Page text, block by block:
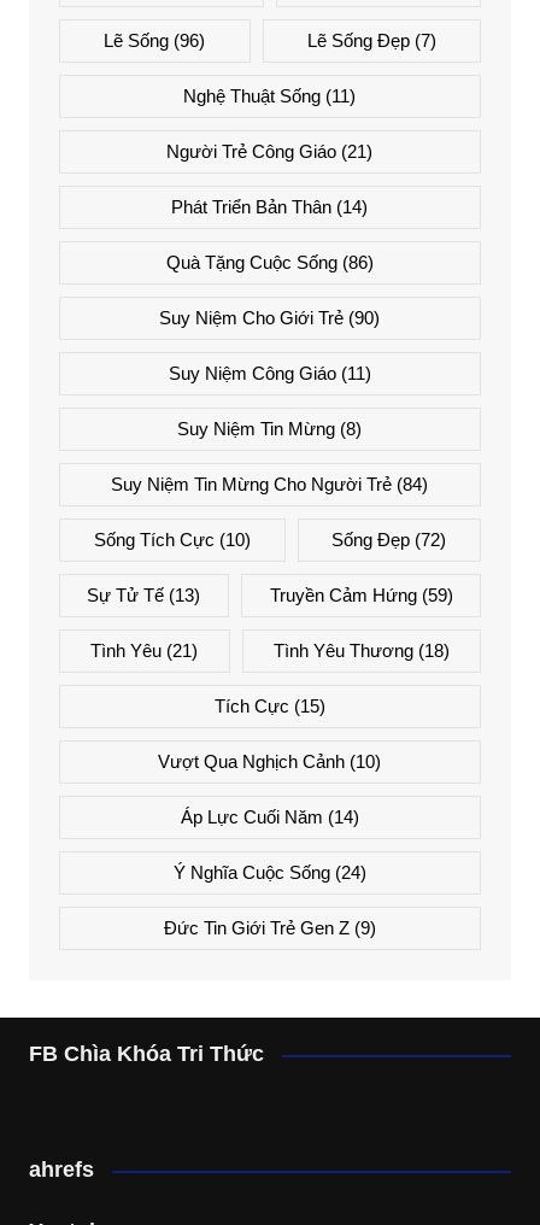
Lẽ Sống (96) Lẽ Sống Đẹp(7)
Nghệ Thuật Sống (11)
Người Trẻ Công Giáo (21)
Phát Triển Bản Thân (14)
Quà Tặng Cuộc Sống(86)
Suy Niệm Cho Giới Trẻ (90)
Suy Niệm Công Giáo(11)
Suy Niệm Tin Mừng (8)
Suy Niệm Tin Mừng Cho Người Trẻ (84)
Sống Tích Cực (10) Sống Đẹp (72)
Sự Tử Tế (13) Truyền Cảm Hứng(59)
Tình Yêu (21) Tình Yêu Thương(18)
Tích Cực (15)
Vượt Qua Nghịch Cảnh (10)
Áp Lực Cuối Năm (14)
Ý Nghĩa Cuộc Sống(24)
Đức Tin Giới Trẻ Gen Z(9)
FB Chìa Khóa Tri Thức
ahrefs